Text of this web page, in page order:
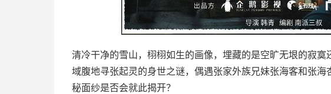
清冷干净的雪山，栩栩如生的画像，埋藏的是空旷无垠的寂
域腹地寻张起灵的身世之谜，偶遇张家外族兄妹张海客和张
秘面纱是否会就此揭开？